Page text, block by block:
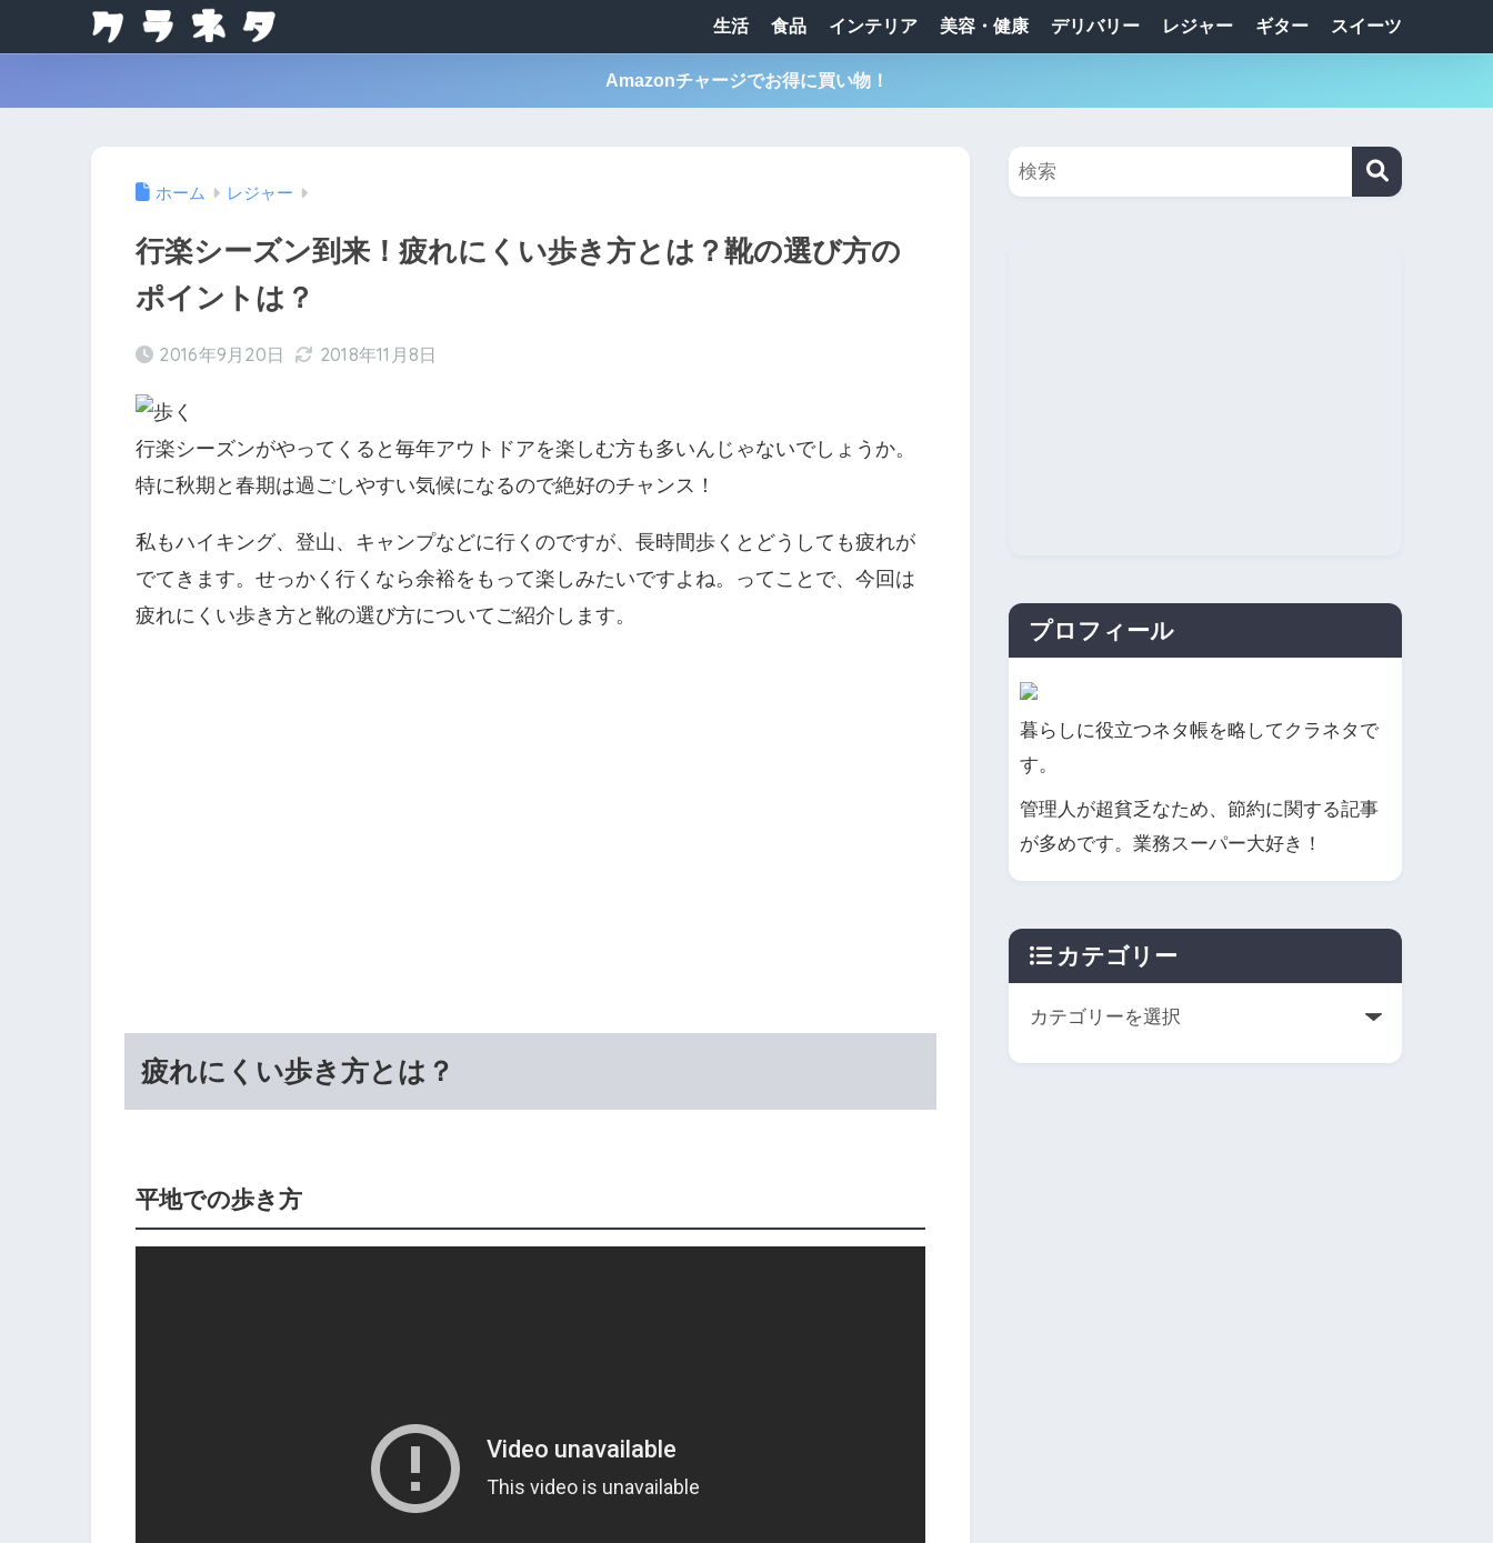
生活 食品 インテリア 美容・健康 デリバリー レジャー ギター スイーツ
Amazonチャージでお得に買い物！
ホーム レジャー
行楽シーズン到来！疲れにくい歩き方とは？靴の選び方の
ポイントは？
2016年9月20日 2018年11月8日
行楽シーズンがやってくると毎年アウトドアを楽しむ方も多いんじゃないでしょうか。
特に秋期と春期は過ごしやすい気候になるので絶好のチャンス！
私もハイキング、登山、キャンプなどに行くのですが、長時間歩くとどうしても疲れが
でてきます。せっかく行くなら余裕をもって楽しみたいですよね。ってことで、今回は
疲れにくい歩き方と靴の選び方についてご紹介します。
疲れにくい歩き方とは？
平地での歩き方
プロフィール
暮らしに役立つネタ帳を略してクラネタで
す。
管理人が超貧乏なため、節約に関する記事
が多めです。業務スーパー大好き！
カテゴリー